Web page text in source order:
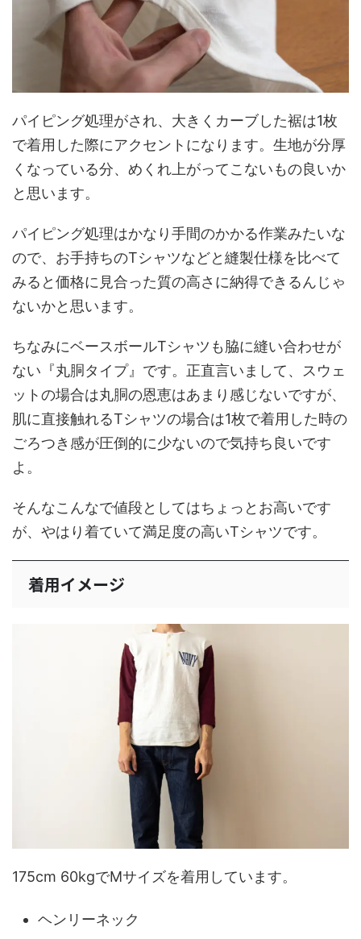
パイピング処理がされ、大きくカーブした裾は1枚
で着用した際にアクセントになります。生地が分厚
くなっている分、めくれ上がってこないもの良いか
と思います。
パイピング処理はかなり手間のかかる作業みたいな
ので、お手持ちのTシャツなどと縫製仕様を比べて
みると価格に見合った質の高さに納得できるんじゃ
ないかと思います。
ちなみにベースボールTシャツも脇に縫い合わせが
ない『丸胴タイプ』です。正直言いまして、スウェ
ットの場合は丸胴の恩恵はあまり感じないですが、
肌に直接触れるTシャツの場合は1枚で着用した時の
ごろつき感が圧倒的に少ないので気持ち良いです
よ。
そんなこんなで値段としてはちょっとお高いです
が、やはり着ていて満足度の高いTシャツです。
着用イメージ
175cm 60kgでMサイズを着用しています。
ヘンリーネック